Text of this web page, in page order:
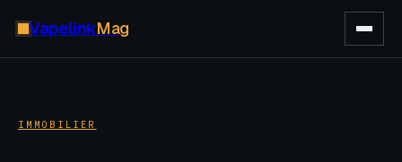
VapelinkMag
IMMOBILIER